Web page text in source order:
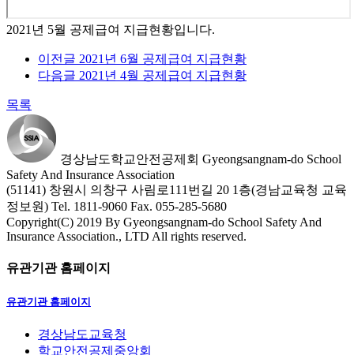
2021년 5월 공제급여 지급현황입니다.
이전글 2021년 6월 공제급여 지급현황
다음글 2021년 4월 공제급여 지급현황
목록
경상남도학교안전공제회 Gyeongsangnam-do School
Safety And Insurance Association
(51141) 창원시 의창구 사림로111번길 20 1층(경남교육청 교육
정보원) Tel. 1811-9060 Fax. 055-285-5680
Copyright(C) 2019 By Gyeongsangnam-do School Safety And
Insurance Association., LTD All rights reserved.
유관기관 홈페이지
유관기관 홈페이지
경상남도교육청
학교안전공제중앙회